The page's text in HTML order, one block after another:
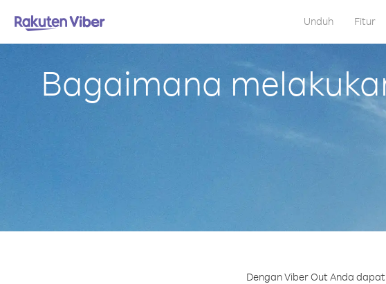
Unduh Fitur
Bagaimana
Dengan Viber Out Anda